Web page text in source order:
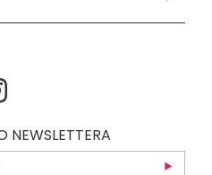
NEWSLETTERA